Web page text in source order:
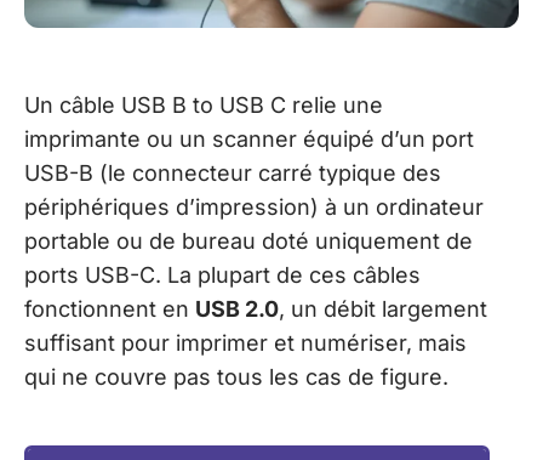
Un câble USB B to USB C relie une
imprimante ou un scanner équipé d’un port
USB-B (le connecteur carré typique des
périphériques d’impression) à un ordinateur
portable ou de bureau doté uniquement de
ports USB-C. La plupart de ces câbles
fonctionnent en USB 2.0, un débit largement
suffisant pour imprimer et numériser, mais
qui ne couvre pas tous les cas de figure.